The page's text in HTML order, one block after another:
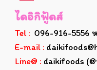
ไดอิกิฟู้ดส์
Tel : 096-916-5556
E-mail :
Line@ : daikifoods